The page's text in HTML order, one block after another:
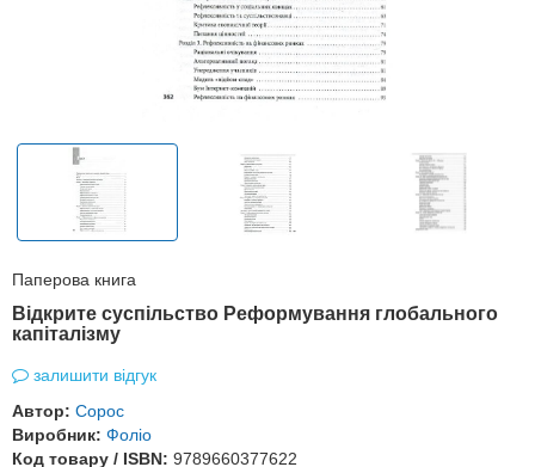
Паперова книга
Відкрите суспільство Реформування глобального
капіталізму
залишити відгук
Автор: Сорос
Виробник: Фоліо
Код товару / ISBN: 9789660377622